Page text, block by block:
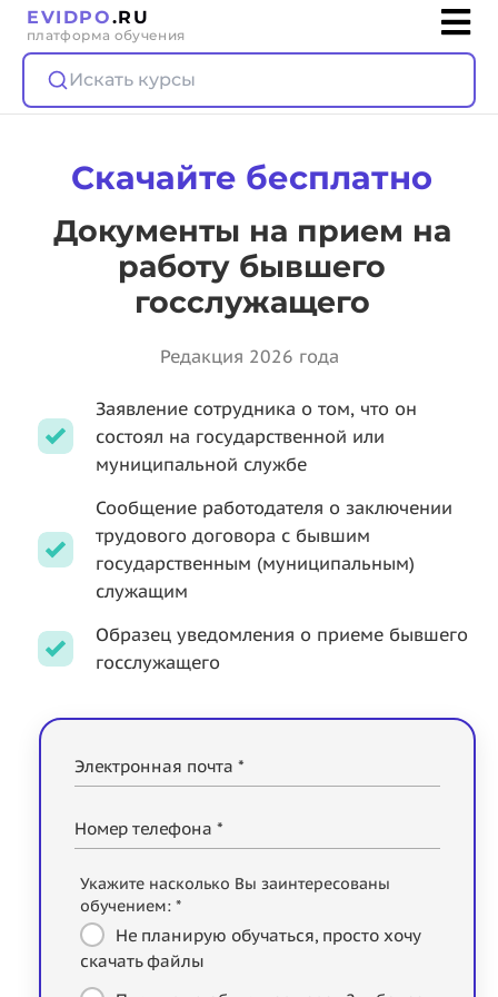
EVIDPO.RU
платформа обучения
Искать курсы
Скачайте бесплатно
Документы на прием на
работу бывшего
госслужащего
Редакция 2026 года
Заявление сотрудника о том, что он
состоял на государственной или
муниципальной службе
Сообщение работодателя о заключении
трудового договора с бывшим
государственным (муниципальным)
служащим
Образец уведомления о приеме бывшего
госслужащего
Электронная почта *
Номер телефона *
Укажите насколько Вы заинтересованы
обучением: *
Не планирую обучаться, просто хочу
скачать файлы